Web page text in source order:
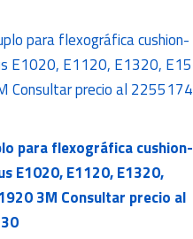
para flexográfica cushion-
E1020, E1120, E1320,
3M Consultar precio al